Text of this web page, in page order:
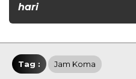
hari
Tag : Jam Koma